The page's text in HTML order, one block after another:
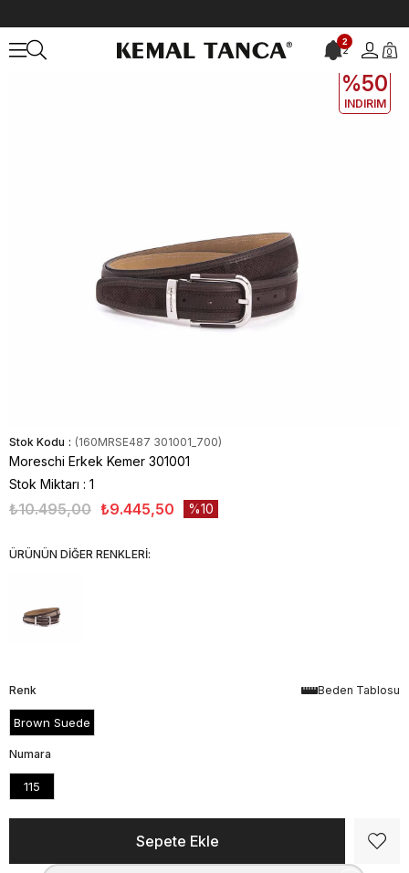
2
2 0
2. 3. 4.
%50
INDIRIM
Stok Kodu (160MRSE487 301001_700)
Moreschi Erkek Kemer 301001
Stok Miktarı : 1
₺10.495,00 ₺9.445,50 10
ÜRÜNÜN DİĞER RENKLERİ:
Beden Tablosu
Renk
Brown Suede
Numara
115